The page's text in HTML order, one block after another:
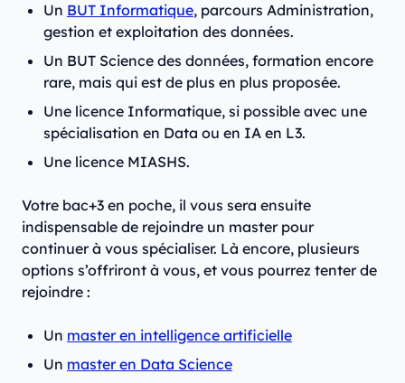
Un BUT Informatique, parcours Administration,
gestion et exploitation des données.
Un BUT Science des données, formation encore
rare, mais qui est de plus en plus proposée.
Une licence Informatique, si possible avec une
spécialisation en Data ou en IA en L3.
Une licence MIASHS.
Votre bac+3 en poche, il vous sera ensuite
indispensable de rejoindre un master pour
continuer à vous spécialiser. Là encore, plusieurs
options s’offriront à vous, et vous pourrez tenter de
rejoindre :
Un master en intelligence artificielle
Un master en Data Science